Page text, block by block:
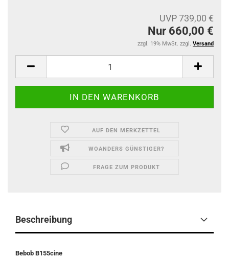
UVP 739,00 €
Nur 660,00 €
zzgl. 19% MwSt. zzgl. Versand
AUF DEN MERKZETTEL
WOANDERS GÜNSTIGER?
FRAGE ZUM PRODUKT
Beschreibung
Bebob B155cine